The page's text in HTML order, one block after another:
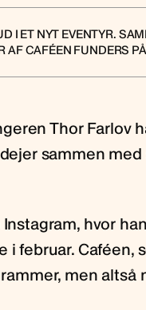
I ET NYT EVENTYR.
AF CAFÉEN FUNDERS
Thor Farlov
sammen
hvor
i februar. Caféen,
men altså